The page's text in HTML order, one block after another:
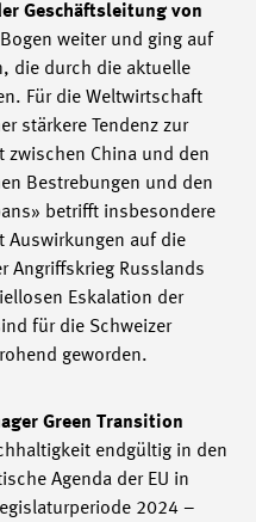
Geschäftsleitung von
weiter und ging auf
die durch die aktuelle
Für die Weltwirtschaft
stärkere Tendenz zur
zwischen China und den
Bestrebungen und den
betrifft insbesondere
Auswirkungen auf die
Angriffskrieg Russlands
Eskalation der
für die Schweizer
geworden.
Green Transition
endgültig in den
Agenda der EU in
2024 –